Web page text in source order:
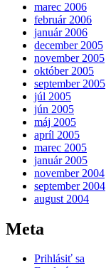
marec 2006
február 2006
január 2006
december 2005
november 2005
október 2005
september 2005
júl 2005
jún 2005
máj 2005
apríl 2005
marec 2005
január 2005
november 2004
september 2004
august 2004
Meta
Prihlásiť sa